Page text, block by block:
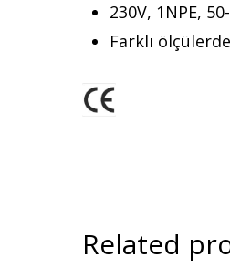
230V, 1NPE,
Farklı
Related